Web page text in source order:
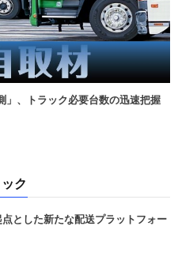
」、トラック必要台数の迅速把握
ク
とした新たな配送プラットフォー